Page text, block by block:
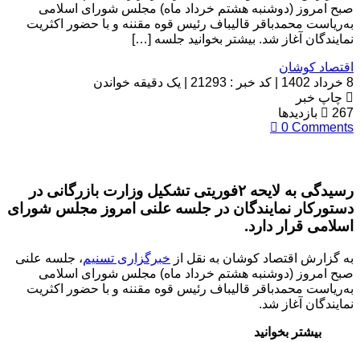
صبح امروز (دوشنبه هشتم خرداد ماه) مجلس شورای اسلامی
به‌ریاست محمدباقر قالیباف رئیس قوه مقننه و با حضور اکثریت
نمایندگان آغاز شد. بیشتر بخوانید جلسه […]
اقتصاد کوشان
8 خرداد 1402
کد خبر : 21293
یک دقیقه خواندن
چاپ خبر
267
بازدیدها
0 Comments
رسیدگی به لایحه ۲فوریتی تشکیل وزارت بازرگانی در
دستورکار نمایندگان در جلسه علنی امروز مجلس شورای
اسلامی قرار دارد.
به گزارش اقتصاد کوشان به نقل از خبرگزاری تسنیم، جلسه علنی
صبح امروز (دوشنبه هشتم خرداد ماه) مجلس شورای اسلامی
به‌ریاست محمدباقر قالیباف رئیس قوه مقننه و با حضور اکثریت
نمایندگان آغاز شد.
بیشتر بخوانید